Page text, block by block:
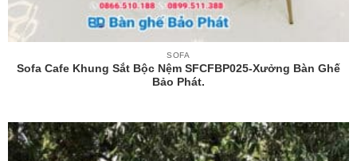
SOFA
Sofa Cafe Khung Sắt Bộc Nệm SFCFBP025-Xưởng Bàn Ghế
Bảo Phát.